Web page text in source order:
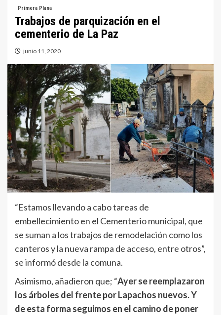
Primera Plana
Trabajos de parquización en el
cementerio de La Paz
junio 11, 2020
“Estamos llevando a cabo tareas de
embellecimiento en el Cementerio municipal, que
se suman a los trabajos de remodelación como los
canteros y la nueva rampa de acceso, entre otros”,
se informó desde la comuna.
Asimismo, añadieron que; “Ayer se reemplazaron
los árboles del frente por Lapachos nuevos. Y
de esta forma seguimos en el camino de poner